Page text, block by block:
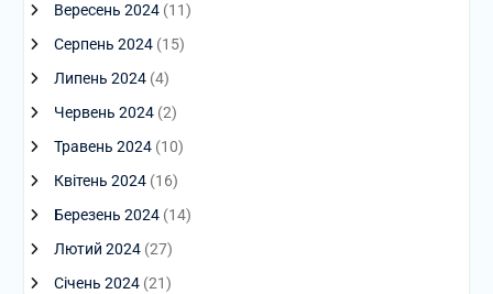
Вересень 2024(11)
Серпень 2024(15)
Липень 2024(4)
Червень 2024(2)
Травень 2024(10)
Квітень 2024(16)
Березень 2024(14)
Лютий 2024(27)
Січень 2024(21)